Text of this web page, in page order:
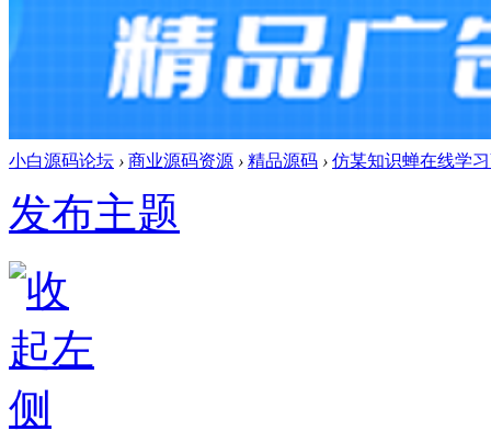
小白源码论坛 › 商业源码资源 › 精品源码 › 仿某知识蝉在线学
发布主题